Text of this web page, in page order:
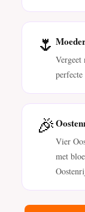
🌷
Vergeet
perfecte
🎉
Vier
met